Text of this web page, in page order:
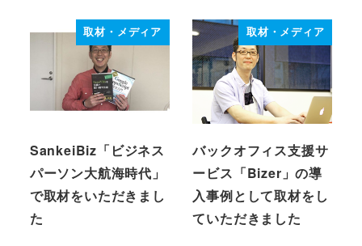
取材・メディア
SankeiBiz「ビジネス
パーソン大航海時代」
で取材をいただきまし
た
取材・メディア
バックオフィス支援サ
ービス「Bizer」の導
入事例として取材をし
ていただきました